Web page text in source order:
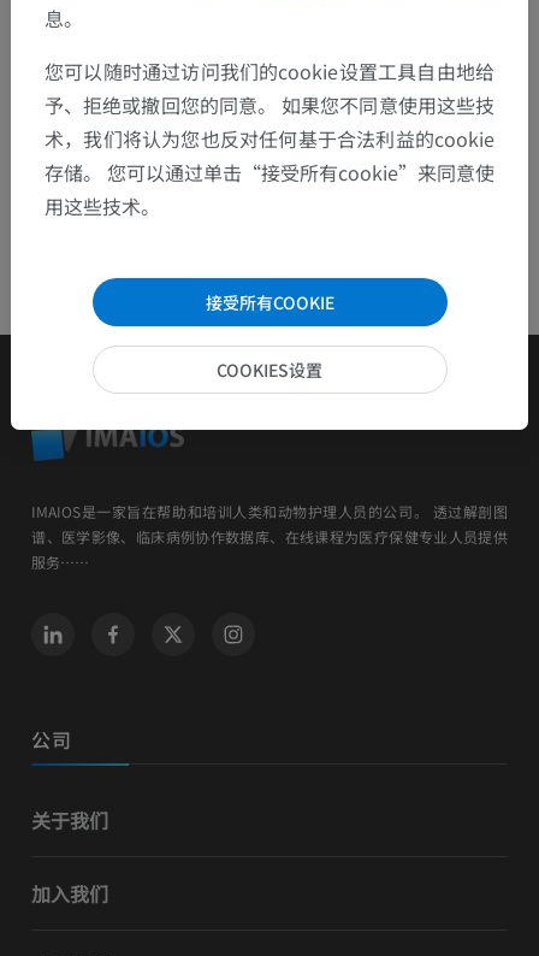
IMAIOS是一家旨在帮助和培训人类和动物护理人员的公司。 透过解剖图
谱、医学影像、临床病例协作数据库、在线课程为医疗保健专业人员提供
服务……
公司
关于我们
加入我们
息。
您可以随时通过访问我们的cookie设置工具自由地给
予、拒绝或撤回您的同意。 如果您不同意使用这些技
术，我们将认为您也反对任何基于合法利益的cookie
存储。 您可以通过单击“接受所有cookie”来同意使
用这些技术。
接受所有COOKIE
COOKIES设置